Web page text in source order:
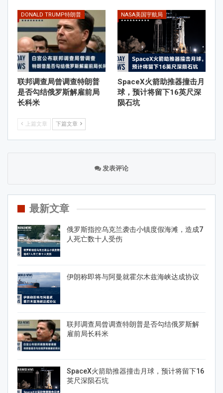
DONALD TRUMP特朗普
联邦调查局曾调查特朗普
是否勾结俄罗斯解雇前局
长科米
NASA美国宇航局
SpaceX火箭助推器撞击月
球，预计将留下16英尺深
陨石坑
上篇文章 下篇文章
发表评论
最新文章
俄罗斯指控乌克兰袭击小镇度假海滩，造成7
人死亡数十人受伤
伊朗称即将与阿曼就霍尔木兹海峡达成协议
联邦调查局曾调查特朗普是否勾结俄罗斯解
雇前局长科米
SpaceX火箭助推器撞击月球，预计将留下16
英尺深陨石坑